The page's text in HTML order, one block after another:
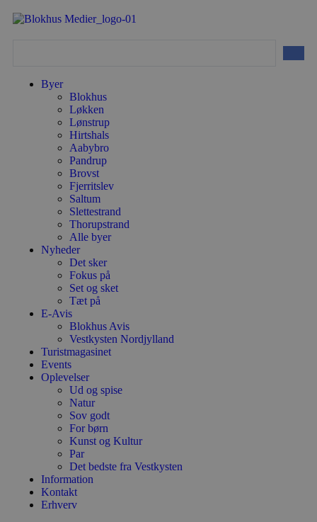
Byer
Blokhus
Løkken
Lønstrup
Hirtshals
Aabybro
Pandrup
Brovst
Fjerritslev
Saltum
Slettestrand
Thorupstrand
Alle byer
Nyheder
Det sker
Fokus på
Set og sket
Tæt på
E-Avis
Blokhus Avis
Vestkysten Nordjylland
Turistmagasinet
Events
Oplevelser
Ud og spise
Natur
Sov godt
For børn
Kunst og Kultur
Par
Det bedste fra Vestkysten
Information
Kontakt
Erhverv